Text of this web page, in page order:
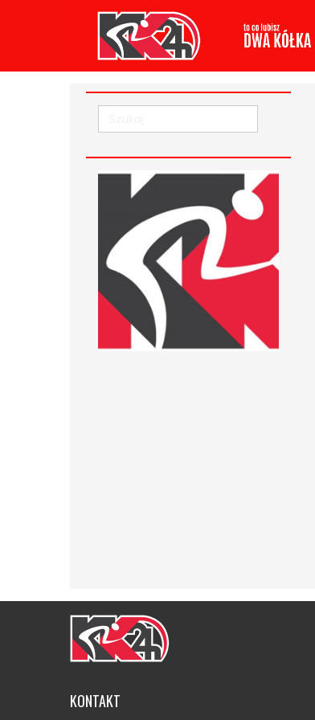
KONTAKT